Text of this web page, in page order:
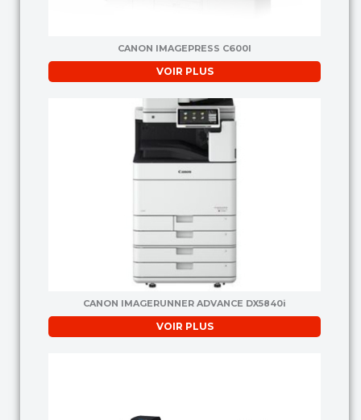
CANON IMAGEPRESS C600I
VOIR PLUS
CANON IMAGERUNNER ADVANCE DX5840i
VOIR PLUS